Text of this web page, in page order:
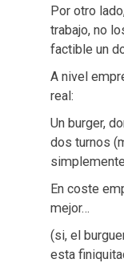
Por otro
trabajo, no
factible un
A nivel
real:
Un burger,
dos turnos
En coste
mejor…
(si, el
esta